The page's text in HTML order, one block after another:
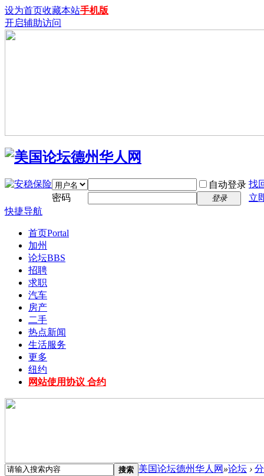
设为首页收藏本站手机版
开启辅助访问
自动登录 找
密码
登录
立
快捷导航
首页Portal
加州
论坛BBS
招聘
求职
汽车
房产
二手
热点新闻
生活服务
更多
纽约
网站使用协议 合约
搜索 美国论坛德州华人网 »论坛 ›